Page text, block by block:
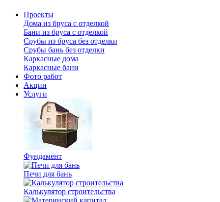
Проекты
Дома из бруса с отделкой
Бани из бруса с отделкой
Срубы из бруса без отделки
Срубы бань без отделки
Каркасные дома
Каркасные бани
Фото работ
Акции
Услуги
Фундамент
Печи для бань
Калькулятор строительства